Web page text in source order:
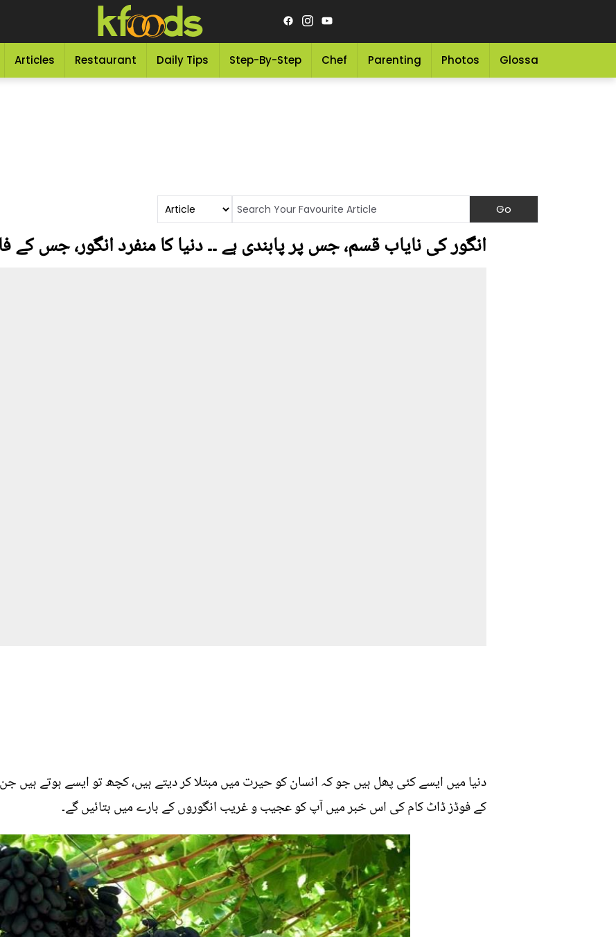
Articles Restaurant Daily Tips Step-By-Step Chef Parenting Photos Glossary
انگور کی نایاب قسم، جس پر پابندی ہے ۔۔ دنیا کا منفرد انگور، جس کے
دنیا میں ایسے کئی پھل ہیں جو کہ انسان کو حیرت میں مبتلا کر دیتے ہیں، کچھ تو ایسے ہوتے ہیں جن
کے فوڈز ڈاٹ کام کی اس خبر میں آپ کو عجیب و غریب انگوروں کے بارے میں بتائیں گے۔